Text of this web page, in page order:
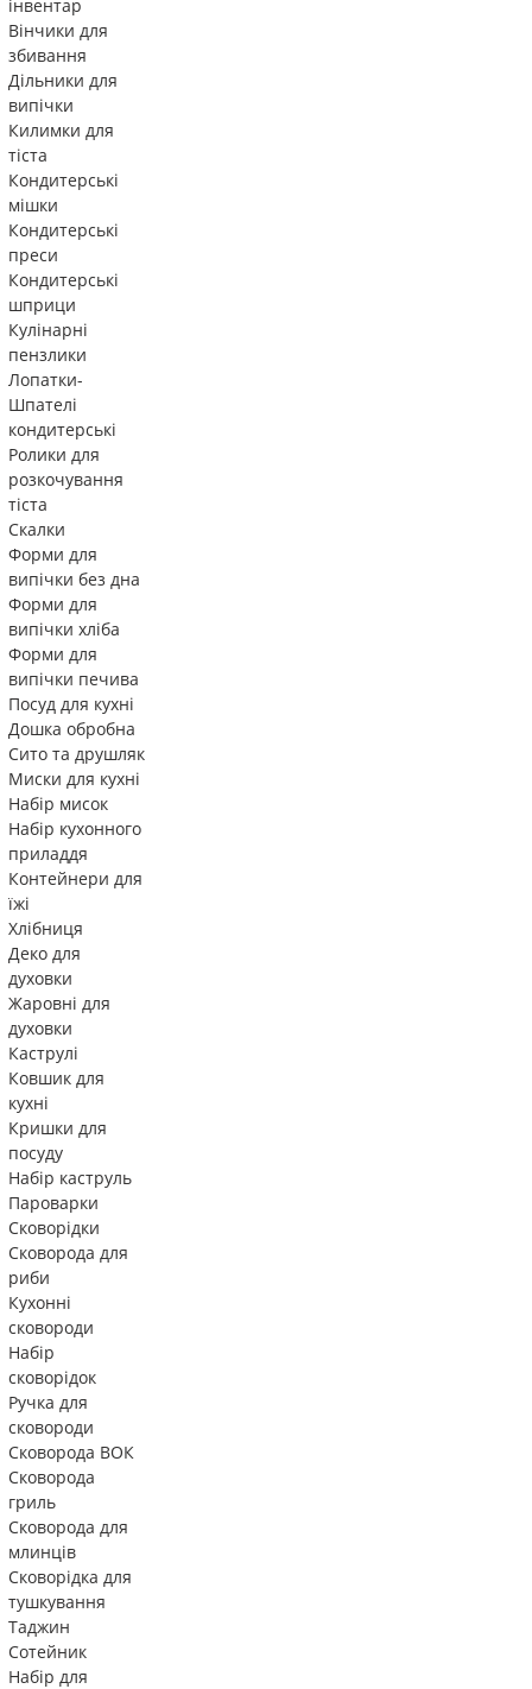
інвентар
Вінчики для
збивання
Дільники для
випічки
Килимки для
тіста
Кондитерські
мішки
Кондитерські
преси
Кондитерські
шприци
Кулінарні
пензлики
Лопатки-
Шпателі
кондитерські
Ролики для
розкочування
тіста
Скалки
Форми для
випічки без дна
Форми для
випічки хліба
Форми для
випічки печива
Посуд для кухні
Дошка обробна
Сито та друшляк
Миски для кухні
Набір мисок
Набір кухонного
приладдя
Контейнери для
їжі
Хлібниця
Деко для
духовки
Жаровні для
духовки
Каструлі
Ковшик для
кухні
Кришки для
посуду
Набір каструль
Пароварки
Сковорідки
Сковорода для
риби
Кухонні
сковороди
Набір
сковорідок
Ручка для
сковороди
Сковорода ВОК
Сковорода
гриль
Сковорода для
млинців
Сковорідка для
тушкування
Таджин
Сотейник
Набір для